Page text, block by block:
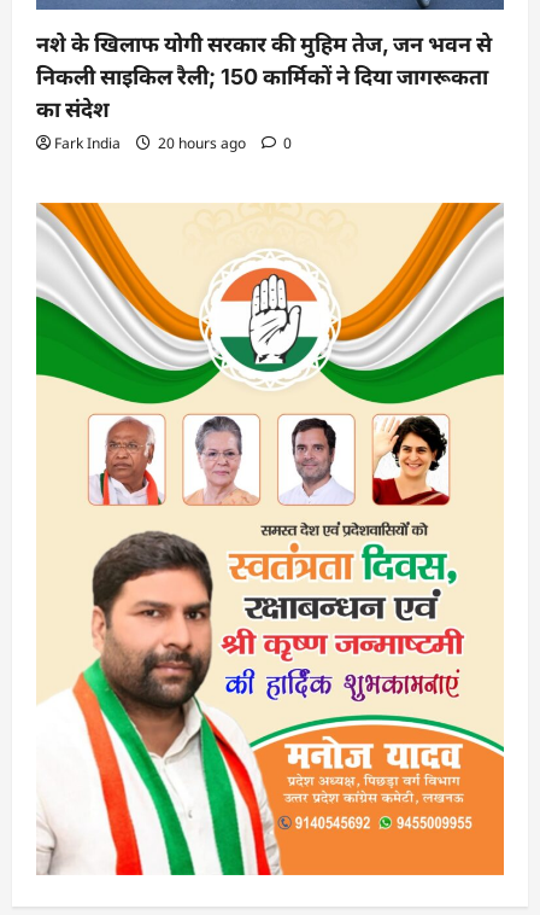
नशे के खिलाफ योगी सरकार की मुहिम तेज, जन भवन से
निकली साइकिल रैली; 150 कार्मिकों ने दिया जागरूकता
का संदेश
Fark India 20 hours ago 0